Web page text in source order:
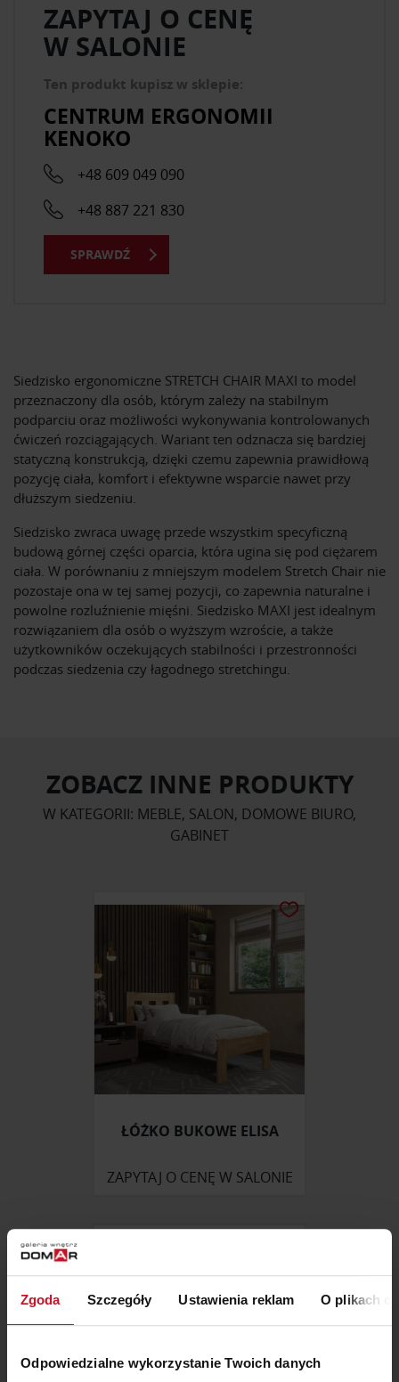
Zgoda Szczegóły Ustawienia reklam O plikach
Odpowiedzialne wykorzystanie Twoich danych
Siedzisko ergonomiczne STRETCH CHAIR MAXI to model
przeznaczony dla osób, którym zależy na stabilnym
podparciu oraz możliwości wykonywania kontrolowanych
ćwiczeń rozciągających. Wariant ten odznacza się bardziej
statyczną konstrukcją, dzięki czemu zapewnia prawidłową
pozycję ciała, komfort i efektywne wsparcie nawet przy
dłuższym siedzeniu.
Siedzisko zwraca uwagę przede wszystkim specyficzną
budową górnej części oparcia, która ugina się pod ciężarem
ciała. W porównaniu z mniejszym modelem Stretch Chair nie
pozostaje ona w tej samej pozycji, co zapewnia naturalne i
powolne rozluźnienie mięśni. Siedzisko MAXI jest idealnym
rozwiązaniem dla osób o wyższym wzroście, a także
użytkowników oczekujących stabilności i przestronności
podczas siedzenia czy łagodnego stretchingu.
ZAPYTAJ O CENĘ
W SALONIE
Ten produkt kupisz w sklepie:
CENTRUM ERGONOMII
KENOKO
+48 609 049 090
+48 887 221 830
SPRAWDŹ
ZOBACZ INNE PRODUKTY
W KATEGORII: MEBLE, SALON, DOMOWE BIURO,
GABINET
ŁÓŻKO BUKOWE ELISA
ZAPYTAJ O CENĘ W SALONIE